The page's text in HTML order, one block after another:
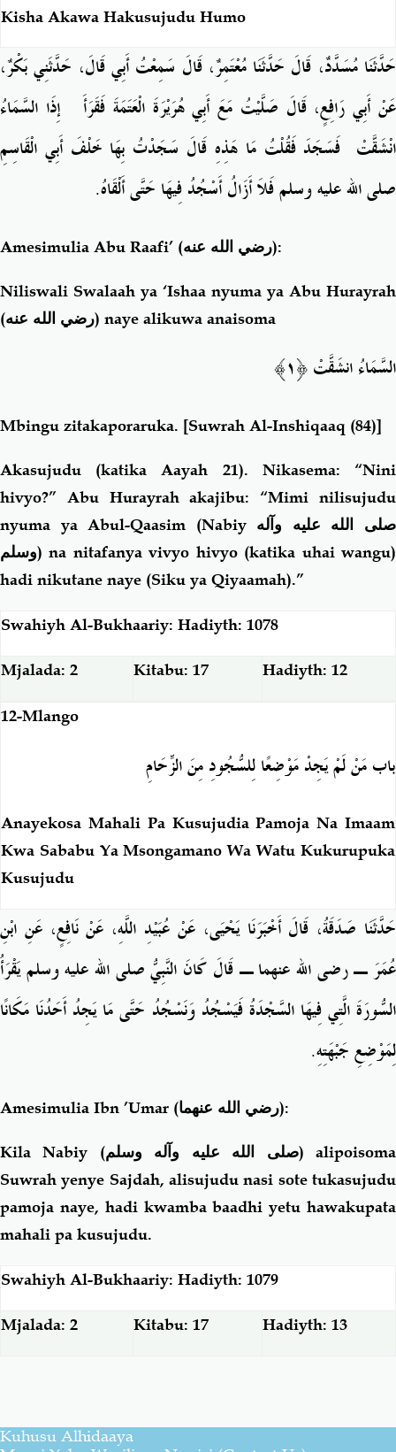
Kisha Akawa Hakusujudu Humo
حَدَّثَنَا مُسَدَّدٌ، قَالَ حَدَّثَنَا مُعْتَمِرٌ، قَالَ سَمِعْتُ أَبِي قَالَ، حَدَّثَنِي بَكْرٌ،
عَنْ أَبِي رَافِعٍ، قَالَ صَلَّيْتُ مَعَ أَبِي هُرَيْرَةَ الْعَتَمَةَ فَقَرَأَ ‏
إِذَا السَّمَاءُ
انْشَقَّتْ فَسَجَدَ فَقُلْتُ مَا هَذِهِ قَالَ سَجَدْتُ بِهَا خَلْفَ أَبِي الْقَاسِمِ
صلى الله عليه وسلم فَلاَ أَزَالُ أَسْجُدُ فِيهَا حَتَّى أَلْقَاهُ‏.‏
Amesimulia Abu Raafi’ (رضي الله عنه):
Niliswali Swalaah ya ‘Ishaa nyuma ya Abu Hurayrah
(رضي الله عنه) naye alikuwa anaisoma
السَّمَاءُ انشَقَّتْ ﴿١﴾
Mbingu zitakaporaruka. [Suwrah Al-Inshiqaaq (84)]
Akasujudu (katika Aayah 21). Nikasema: “Nini
hivyo?” Abu Hurayrah akajibu: “Mimi nilisujudu
nyuma ya Abul-Qaasim (Nabiy صلى الله عليه وآله
وسلم) na nitafanya vivyo hivyo (katika uhai wangu)
hadi nikutane naye (Siku ya Qiyaamah).”
Swahiyh Al-Bukhaariy: Hadiyth: 1078
Mjalada: 2 Kitabu: 17 Hadiyth: 12
12-Mlango
باب مَنْ لَمْ يَجِدْ مَوْضِعًا لِلسُّجُودِ مِنَ الزِّحَامِ
Anayekosa Mahali Pa Kusujudia Pamoja Na Imaam
Kwa Sababu Ya Msongamano Wa Watu Kukurupuka
Kusujudu
حَدَّثَنَا صَدَقَةُ، قَالَ أَخْبَرَنَا يَحْيَى، عَنْ عُبَيْدِ اللَّهِ، عَنْ نَافِعٍ، عَنِ ابْنِ
عُمَرَ ـ رضى الله عنهما ـ قَالَ كَانَ النَّبِيُّ صلى الله عليه وسلم يَقْرَأُ
السُّورَةَ الَّتِي فِيهَا السَّجْدَةُ فَيَسْجُدُ وَنَسْجُدُ حَتَّى مَا يَجِدُ أَحَدُنَا مَكَانًا
لِمَوْضِعِ جَبْهَتِهِ‏.
Amesimulia Ibn ’Umar (رضي الله عنهما):
Kila Nabiy (صلى الله عليه وآله وسلم) alipoisoma
Suwrah yenye Sajdah, alisujudu nasi sote tukasujudu
pamoja naye, hadi kwamba baadhi yetu hawakupata
mahali pa kusujudu.
Swahiyh Al-Bukhaariy: Hadiyth: 1079
Mjalada: 2 Kitabu: 17 Hadiyth: 13
Kuhusu Alhidaaya